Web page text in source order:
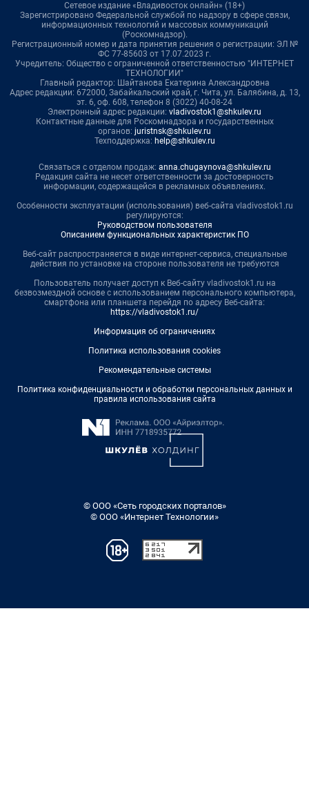
Сетевое издание «Владивосток онлайн» (18+)
Зарегистрировано Федеральной службой по надзору в сфере связи,
информационных технологий и массовых коммуникаций
(Роскомнадзор).
Регистрационный номер и дата принятия решения о регистрации: ЭЛ №
ФС 77-85603 от 17.07.2023 г.
Учредитель: Общество с ограниченной ответственностью "ИНТЕРНЕТ
ТЕХНОЛОГИИ"
Главный редактор: Шайтанова Екатерина Александровна
Адрес редакции: 672000, Забайкальский край, г. Чита, ул. Балябина, д. 13,
эт. 6, оф. 608, телефон 8 (3022) 40-08-24
Электронный адрес редакции: vladivostok1@shkulev.ru
Контактные данные для Роскомнадзора и государственных
органов: juristnsk@shkulev.ru
Техподдержка: help@shkulev.ru
Связаться с отделом продаж: anna.chugaynova@shkulev.ru
Редакция сайта не несет ответственности за достоверность
информации, содержащейся в рекламных объявлениях.
Особенности эксплуатации (использования) веб-сайта vladivostok1.ru
регулируются:
Руководством пользователя
Описанием функциональных характеристик ПО
Веб-сайт распространяется в виде интернет-сервиса, специальные
действия по установке на стороне пользователя не требуются
Пользователь получает доступ к Веб-сайту vladivostok1.ru на
безвозмездной основе с использованием персонального компьютера,
смартфона или планшета перейдя по адресу Веб-сайта:
https://vladivostok1.ru/
Информация об ограничениях
Политика использования cookies
Рекомендательные системы
Политика конфиденциальности и обработки персональных данных и
правила использования сайта
© ООО «Сеть городских порталов»
© ООО «Интернет Технологии»